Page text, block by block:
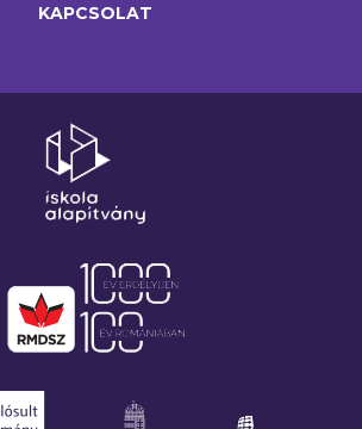
KAPCSOLAT